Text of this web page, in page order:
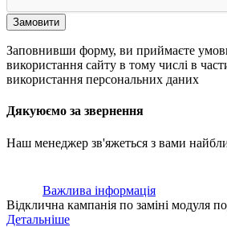
Замовити
Заповнивши форму, ви приймаєте
використання сайту в тому числі в
використання персональних даних
Дякуюємо за звернення
Наш менеджер зв'яжеться з вами
Важлива інформація
Відклична кампанія по заміні модуля
Детальніше